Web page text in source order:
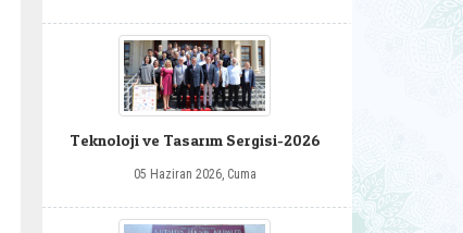
Teknoloji ve Tasarım Sergisi-2026
05 Haziran 2026, Cuma